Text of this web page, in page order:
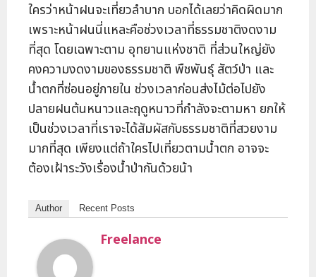
ใครว่าหน้าฝนจะเที่ยวลำบาก บอกได้เลยว่าคิดผิดมาก
เพราะหน้าฝนนี่แหละคือช่วงเวลาที่ธรรมชาติงดงาม
ที่สุด โดยเฉพาะตาม อุทยานแห่งชาติ ที่ส่วนใหญ่ยัง
คงความงดงามของธรรมชาติ พืชพันธุ์ สัตว์ป่า และ
น้ำตกที่ซ่อนอยู่ภายใน ช่วงเวลาก่อนส่งไม้ต่อไปยัง
ปลายฝนต้นหนาวและฤดูหนาวที่กำลังจะตามหา ยกให้
เป็นช่วงเวลาที่เราจะได้สัมผัสกับธรรมชาติที่สวยงาม
มากที่สุด เพียงแต่ถ้าใครไปเที่ยวตามน้ำตก อาจจะ
ต้องเฝ้าระวังเรื่องน้ำป่ากันด้วยน้า
Author Recent Posts
Freelance